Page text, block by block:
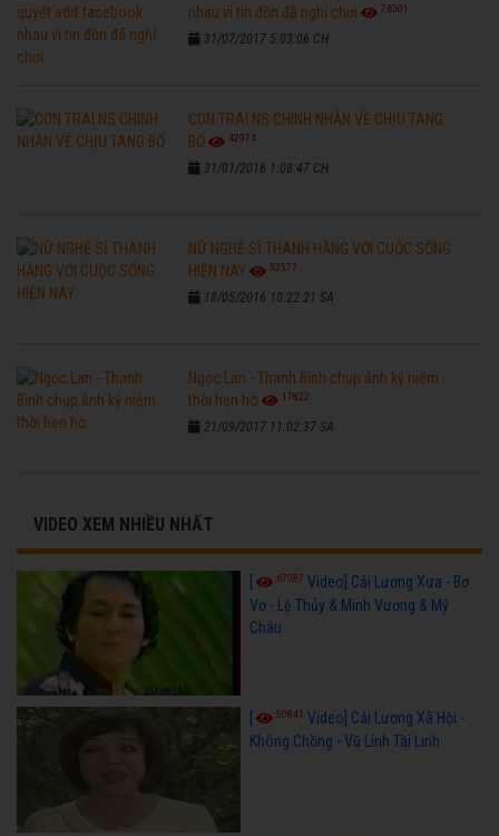
nhau vì tin đồn đã nghỉ chơi
76301
31/07/2017 5:03:06 CH
CON TRAI NS CHINH NHẪN VỀ CHỊU TANG
BỐ
42974
31/01/2016 1:08:47 CH
NỮ NGHỆ SĨ THANH HẰNG VỚI CUỘC SỐNG
HIỆN NAY
32577
18/05/2016 10:22:21 SA
Ngọc Lan - Thanh Bình chụp ảnh kỷ niệm
thời hẹn hò
17822
21/09/2017 11:02:37 SA
VIDEO XEM NHIỀU NHẤT
[ 67087 Video] Cải Lương Xưa - Bơ
Vơ - Lệ Thủy & Minh Vương & Mỹ
Châu
50841
Video] Cải Lương Xã Hội -
Không Chồng - Vũ Linh Tài Linh